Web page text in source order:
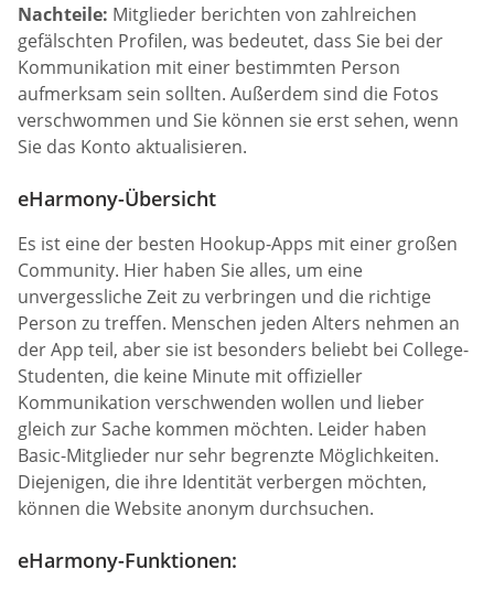
Nachteile: Mitglieder berichten von zahlreichen
gefälschten Profilen, was bedeutet, dass Sie bei der
Kommunikation mit einer bestimmten Person
aufmerksam sein sollten. Außerdem sind die Fotos
verschwommen und Sie können sie erst sehen, wenn
Sie das Konto aktualisieren.
eHarmony-Übersicht
Es ist eine der besten Hookup-Apps mit einer großen
Community. Hier haben Sie alles, um eine
unvergessliche Zeit zu verbringen und die richtige
Person zu treffen. Menschen jeden Alters nehmen an
der App teil, aber sie ist besonders beliebt bei College-
Studenten, die keine Minute mit offizieller
Kommunikation verschwenden wollen und lieber
gleich zur Sache kommen möchten. Leider haben
Basic-Mitglieder nur sehr begrenzte Möglichkeiten.
Diejenigen, die ihre Identität verbergen möchten,
können die Website anonym durchsuchen.
eHarmony-Funktionen: